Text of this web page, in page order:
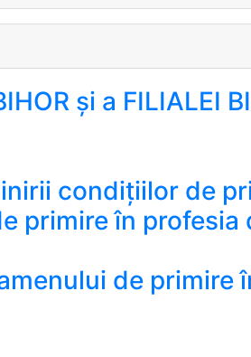
și a FILIALEI
condițiilor de
primire în profesia
de primire